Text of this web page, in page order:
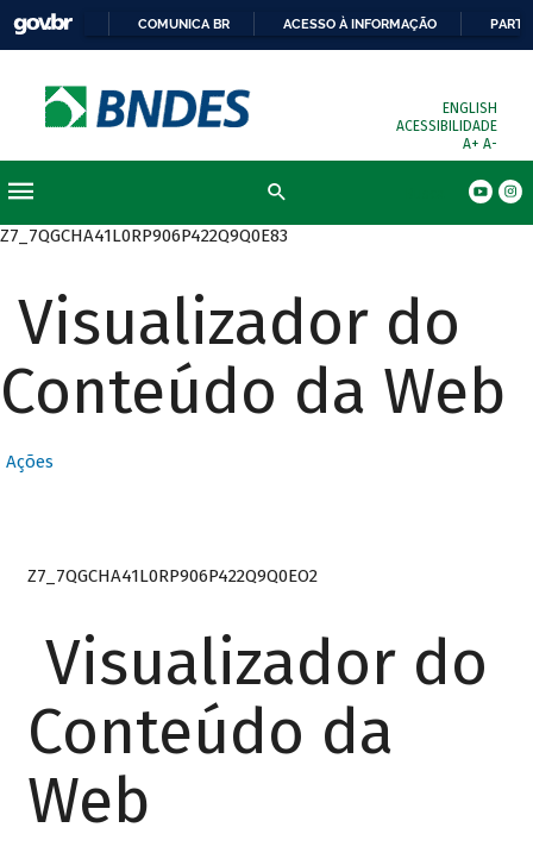
COMUNICA BR ACESSO À INFORMAÇÃO
ENGLISH
ACESSIBILIDADE
A+ A-
Z7_7QGCHA41L0RP906P422Q9Q0E83
Visualizador do
Conteúdo da Web
Ações
Z7_7QGCHA41L0RP906P422Q9Q0EO2
Visualizador do
Conteúdo da
Web